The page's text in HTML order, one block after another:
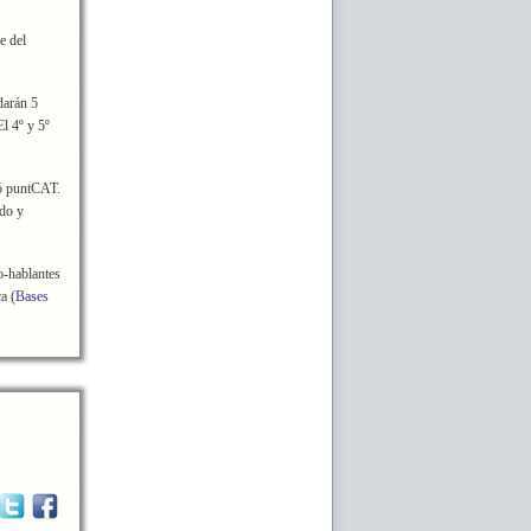
del
5
4º y 5º
puntCAT.
y
hablantes
(Bases